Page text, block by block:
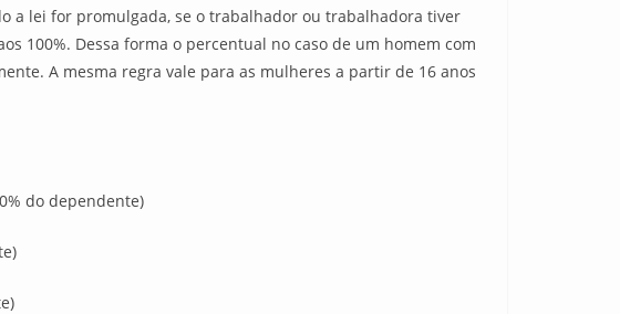
a lei for promulgada, se o trabalhador ou trabalhadora tiver
100%. Dessa forma o percentual no caso de um homem com
A mesma regra vale para as mulheres a partir de 16 anos
do dependente)